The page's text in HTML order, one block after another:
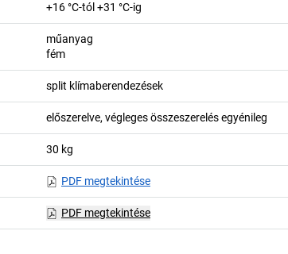
+16 °C-tól +31 °C-ig
műanyag
fém
split klímaberendezések
előszerelve, végleges összeszerelés egyénileg
30 kg
PDF megtekintése
PDF megtekintése